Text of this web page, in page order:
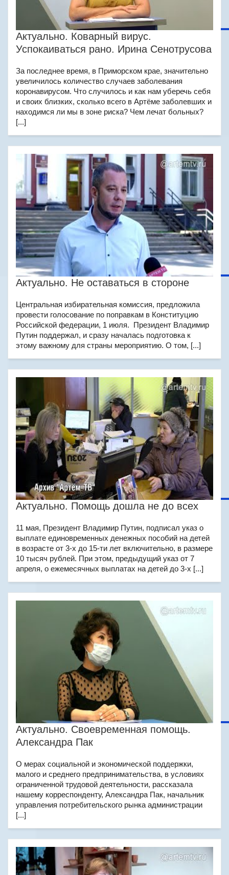
Актуально. Коварный вирус.
Успокаиваться рано. Ирина Сенотрусова
За последнее время, в Приморском крае, значительно
увеличилось количество случаев заболевания
коронавирусом. Что случилось и как нам уберечь себя
и своих близких, сколько всего в Артёме заболевших и
находимся ли мы в зоне риска? Чем лечат больных?
[...]
Актуально. Не оставаться в стороне
Центральная избирательная комиссия, предложила
провести голосование по поправкам в Конституцию
Российской федерации, 1 июля. Президент Владимир
Путин поддержал, и сразу началась подготовка к
этому важному для страны мероприятию. О том, [...]
Актуально. Помощь дошла не до всех
11 мая, Президент Владимир Путин, подписал указ о
выплате единовременных денежных пособий на детей
в возрасте от 3-х до 15-ти лет включительно, в размере
10 тысяч рублей. При этом, предыдущий указ от 7
апреля, о ежемесячных выплатах на детей до 3-х [...]
Актуально. Своевременная помощь.
Александра Пак
О мерах социальной и экономической поддержки,
малого и среднего предпринимательства, в условиях
ограниченной трудовой деятельности, рассказала
нашему корреспонденту, Александра Пак, начальник
управления потребительского рынка администрации
[...]